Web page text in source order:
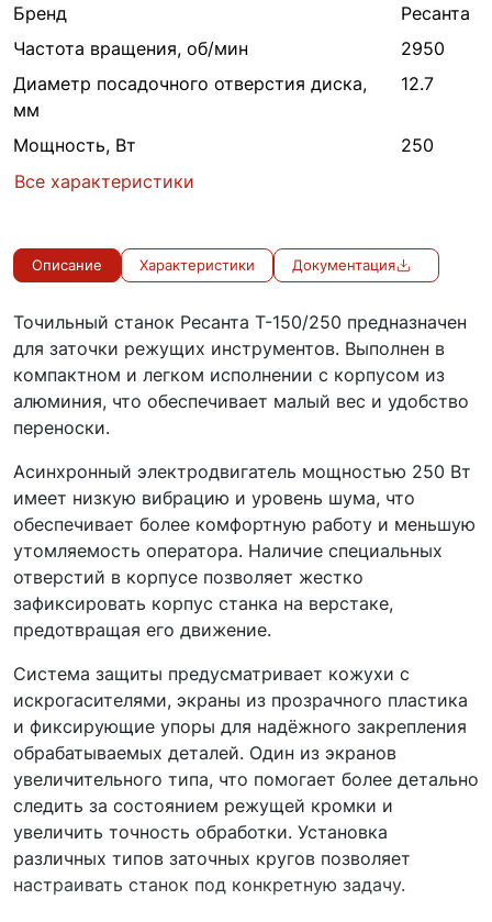
Бренд
Ресанта
Частота вращения, об/мин
2950
Диаметр посадочного отверстия диска,
мм
12.7
Мощность, Вт
250
Все характеристики
Описание Характеристики Документация
Точильный станок Ресанта Т-150/250 предназначен
для заточки режущих инструментов. Выполнен в
компактном и легком исполнении с корпусом из
алюминия, что обеспечивает малый вес и удобство
переноски.
Асинхронный электродвигатель мощностью 250 Вт
имеет низкую вибрацию и уровень шума, что
обеспечивает более комфортную работу и меньшую
утомляемость оператора. Наличие специальных
отверстий в корпусе позволяет жестко
зафиксировать корпус станка на верстаке,
предотвращая его движение.
Система защиты предусматривает кожухи с
искрогасителями, экраны из прозрачного пластика
и фиксирующие упоры для надёжного закрепления
обрабатываемых деталей. Один из экранов
увеличительного типа, что помогает более детально
следить за состоянием режущей кромки и
увеличить точность обработки. Установка
различных типов заточных кругов позволяет
настраивать станок под конкретную задачу.